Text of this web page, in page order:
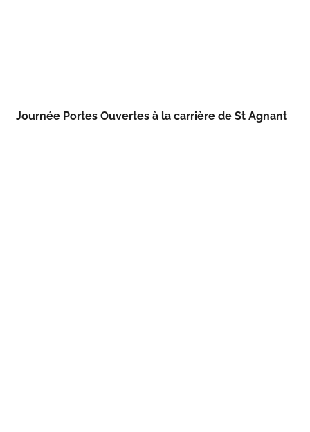
Journée Portes Ouvertes à la carrière de St Agnant